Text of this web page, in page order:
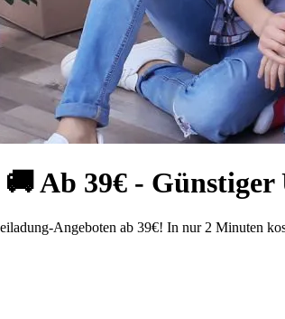
Ab 39€ - Günstiger
Angeboten ab 39€! In nur 2 Minuten